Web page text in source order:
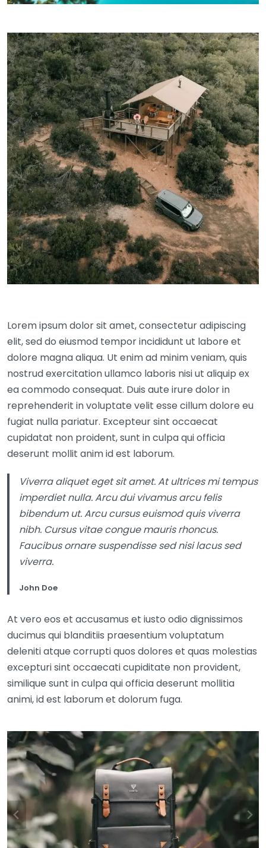
Lorem ipsum dolor sit amet, consectetur adipiscing
elit, sed do eiusmod tempor incididunt ut labore et
dolore magna aliqua. Ut enim ad minim veniam, quis
nostrud exercitation ullamco laboris nisi ut aliquip ex
ea commodo consequat. Duis aute irure dolor in
reprehenderit in voluptate velit esse cillum dolore eu
fugiat nulla pariatur. Excepteur sint occaecat
cupidatat non proident, sunt in culpa qui officia
deserunt mollit anim id est laborum.
Viverra aliquet eget sit amet. At ultrices mi tempus
imperdiet nulla. Arcu dui vivamus arcu felis
bibendum ut. Arcu cursus euismod quis viverra
nibh. Cursus vitae congue mauris rhoncus.
Faucibus ornare suspendisse sed nisi lacus sed
viverra.
John Doe
At vero eos et accusamus et iusto odio dignissimos
ducimus qui blanditiis praesentium voluptatum
deleniti atque corrupti quos dolores et quas molestias
excepturi sint occaecati cupiditate non provident,
similique sunt in culpa qui officia deserunt mollitia
animi, id est laborum et dolorum fuga.